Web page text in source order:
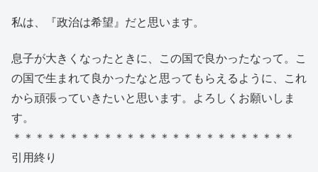
私は、『政治は希望』だと思います。
息子が大きくなったときに、この国で良かったなって。こ
の国で生まれて良かったなと思ってもらえるように、これ
から頑張っていきたいと思います。よろしくお願いしま
す。
＊＊＊＊＊＊＊＊＊＊＊＊＊＊＊＊＊＊＊＊＊＊＊＊＊
引用終り